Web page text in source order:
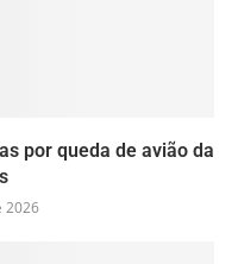
por queda de avião da
2026